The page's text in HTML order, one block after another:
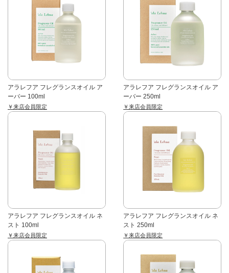
アラレフア フレグランスオイル ア
ーバー 100ml
￥来店会員限定
アラレフア フレグランスオイル ア
ーバー 250ml
￥来店会員限定
アラレフア フレグランスオイル ネ
スト 100ml
￥来店会員限定
アラレフア フレグランスオイル ネ
スト 250ml
￥来店会員限定